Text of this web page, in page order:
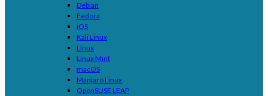
Debian
Fedora
iOS
Kali Linux
Linux
Linux Mint
macOS
Manjaro Linux
OpenSUSE LEAP